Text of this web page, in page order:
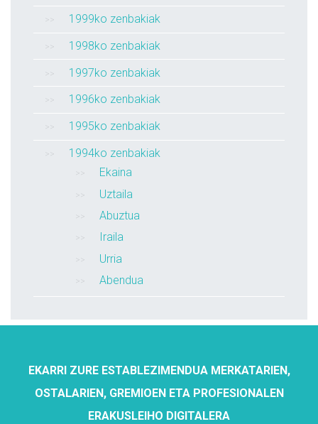
1999ko zenbakiak
1998ko zenbakiak
1997ko zenbakiak
1996ko zenbakiak
1995ko zenbakiak
1994ko zenbakiak
Ekaina
Uztaila
Abuztua
Iraila
Urria
Abendua
EKARRI ZURE ESTABLEZIMENDUA MERKATARIEN,
OSTALARIEN, GREMIOEN ETA PROFESIONALEN
ERAKUSLEIHO DIGITALERA